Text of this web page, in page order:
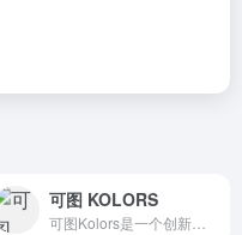
可图 KOLORS